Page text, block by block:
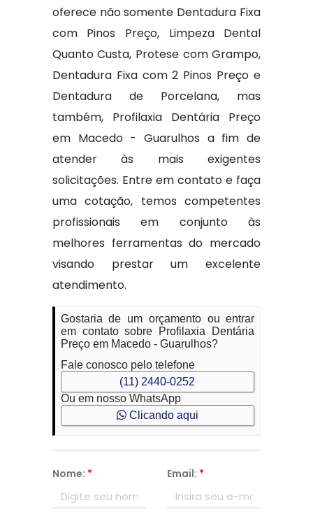
oferece não somente Dentadura Fixa
com Pinos Preço, Limpeza Dental
Quanto Custa, Protese com Grampo,
Dentadura Fixa com 2 Pinos Preço e
Dentadura de Porcelana, mas
também, Profilaxia Dentária Preço
em Macedo - Guarulhos a fim de
atender às mais exigentes
solicitações. Entre em contato e faça
uma cotação, temos competentes
profissionais em conjunto às
melhores ferramentas do mercado
visando prestar um excelente
atendimento.
Gostaria de um orçamento ou entrar
em contato sobre Profilaxia Dentária
Preço em Macedo - Guarulhos?
Fale conosco pelo telefone
(11) 2440-0252
Ou em nosso WhatsApp
Clicando aqui
Nome: * Email: *